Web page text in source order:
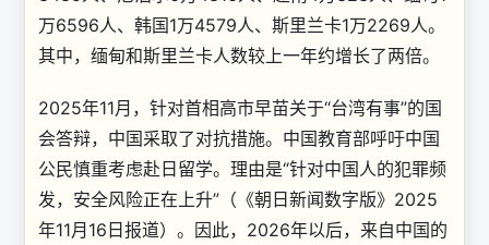
万6596人、韩国1万4579人、斯里兰卡1万2269人。
其中，缅甸和斯里兰卡人数较上一年约增长了两倍。
2025年11月，针对首相高市早苗关于“台湾有事”的国
会答辩，中国采取了对抗措施。中国教育部呼吁中国
公民慎重考虑赴日留学。理由是“针对中国人的犯罪频
发，安全风险正在上升”（《朝日新闻数字版》2025
年11月16日报道）。因此，2026年以后，来自中国的